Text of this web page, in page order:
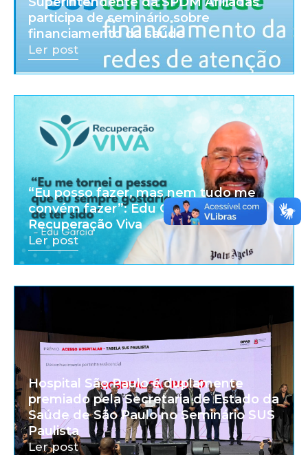
participa de seminário sobre
financiamento da saúde
Ler post
“Eu posso fazer, mas nem tudo me
convém fazer”: Edu Garcia |
Recuperação Viva
Ler post
Hospital São Paulo é duplamente
premiado pela Secretaria de Estado da
Saúde de São Paulo no Seminário SUS
Paulista
Ler post